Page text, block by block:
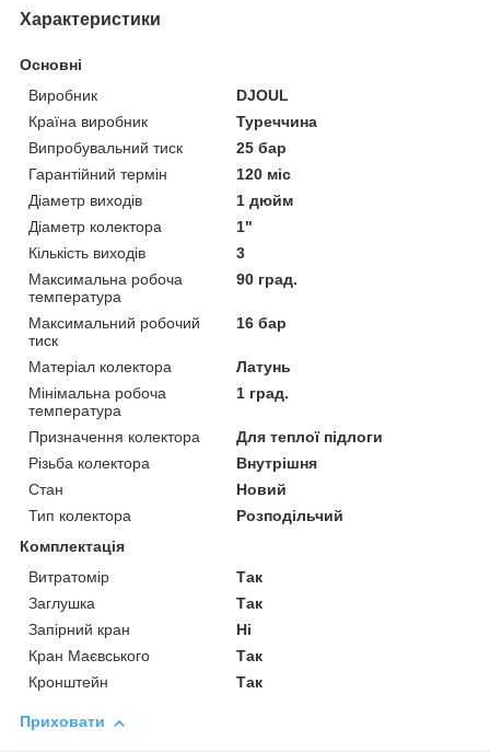
Характеристики
Основні
Виробник
DJOUL
Країна виробник
Туреччина
Випробувальний тиск
25 бар
Гарантійний термін
120 міс
Діаметр виходів
1 дюйм
Діаметр колектора
1"
Кількість виходів
3
Максимальна робоча
температура
90 град.
Максимальний робочий
тиск
16 бар
Матеріал колектора
Латунь
Мінімальна робоча
температура
1 град.
Призначення колектора
Для теплої підлоги
Різьба колектора
Внутрішня
Стан
Новий
Тип колектора
Розподільчий
Комплектація
Витратомір
Так
Заглушка
Так
Запірний кран
Ні
Кран Маєвського
Так
Кронштейн
Так
Приховати